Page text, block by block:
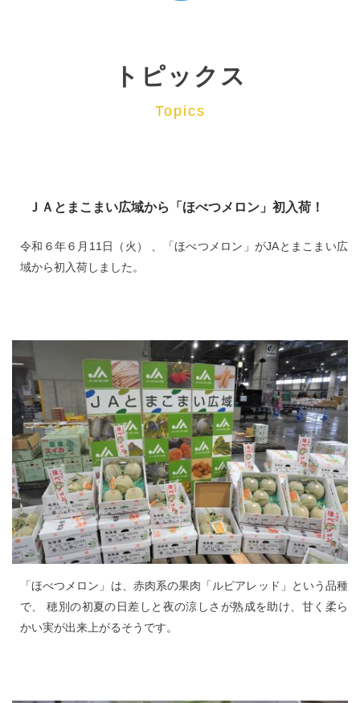
トピックス
Topics
ＪＡとまこまい広域から「ほべつメロン」初入荷！
令和６年６月11日（火） 、「ほべつメロン」がJAとまこまい広
域から初入荷しました。
「ほべつメロン」は、赤肉系の果肉「ルピアレッド」という品種
で、 穂別の初夏の日差しと夜の涼しさが熟成を助け、甘く柔ら
かい実が出来上がるそうです。